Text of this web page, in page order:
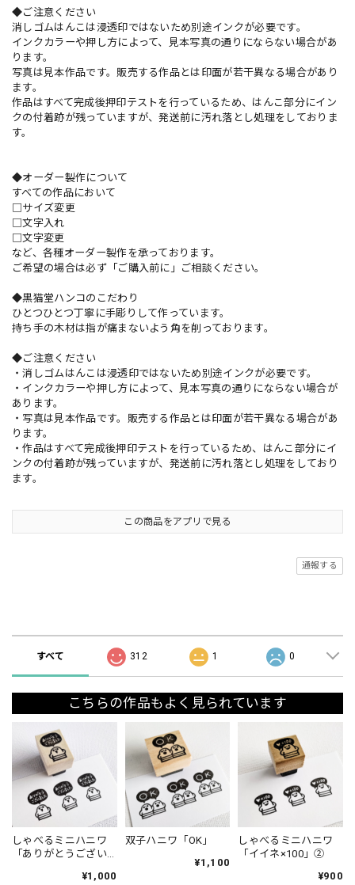
◆ご注意ください
消しゴムはんこは浸透印ではないため別途インクが必要です。
インクカラーや押し方によって、見本写真の通りにならない場合があ
ります。
写真は見本作品です。販売する作品とは印面が若干異なる場合があり
ます。
作品はすべて完成後押印テストを行っているため、はんこ部分にイン
クの付着跡が残っていますが、発送前に汚れ落とし処理をしておりま
す。
◆オーダー製作について
すべての作品において
□サイズ変更
□文字入れ
□文字変更
など、各種オーダー製作を承っております。
ご希望の場合は必ず「ご購入前に」ご相談ください。
◆黒猫堂ハンコのこだわり
ひとつひとつ丁寧に手彫りして作っています。
持ち手の木材は指が痛まないよう角を削っております。
◆ご注意ください
・消しゴムはんこは浸透印ではないため別途インクが必要です。
・インクカラーや押し方によって、見本写真の通りにならない場合が
あります。
・写真は見本作品です。販売する作品とは印面が若干異なる場合があ
ります。
・作品はすべて完成後押印テストを行っているため、はんこ部分にイ
ンクの付着跡が残っていますが、発送前に汚れ落とし処理をしており
ます。
この商品をアプリで見る
通報する
すべて 312 1 0
こちらの作品もよく見られています
しゃべるミニハニワ
「ありがとうござい
¥1,000
双子ハニワ「OK」
¥1,100
しゃべるミニハニワ
「イイネ×100」②
¥900